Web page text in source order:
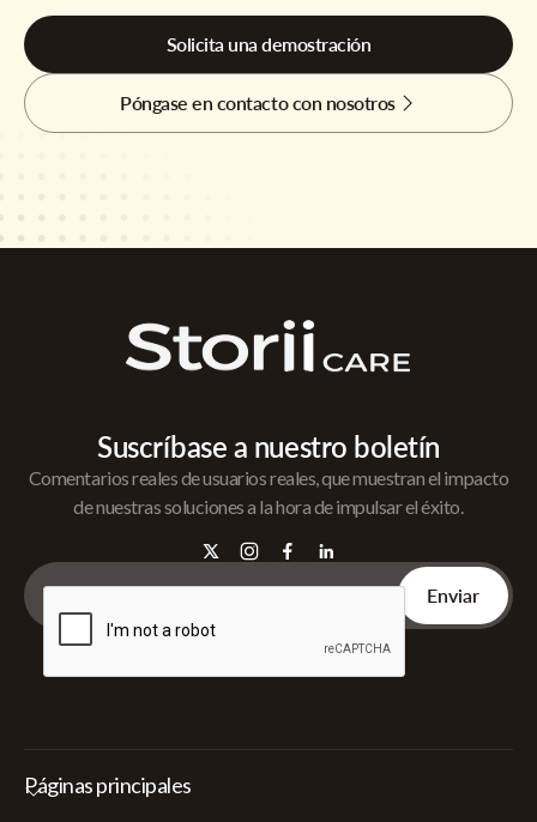
Solicita una demostración
Póngase en contacto con nosotros
Suscríbase a nuestro boletín
Comentarios reales de usuarios reales, que muestran el impacto
de nuestras soluciones a la hora de impulsar el éxito.
Páginas principales